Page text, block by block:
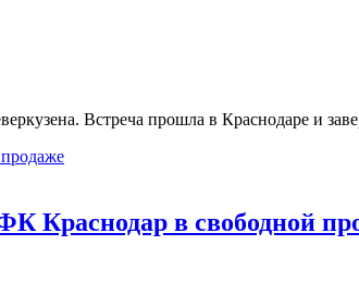
Встреча прошла в Краснодаре и
Краснодар в свободной